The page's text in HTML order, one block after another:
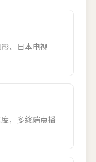
、日本电视
，多终端点播